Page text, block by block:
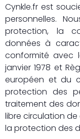
Cynkle.fr est
personnelles.
protection, la
données à
conformité avec
janvier 1978 et
européen et du
protection des
traitement des
libre circulation
la protection des